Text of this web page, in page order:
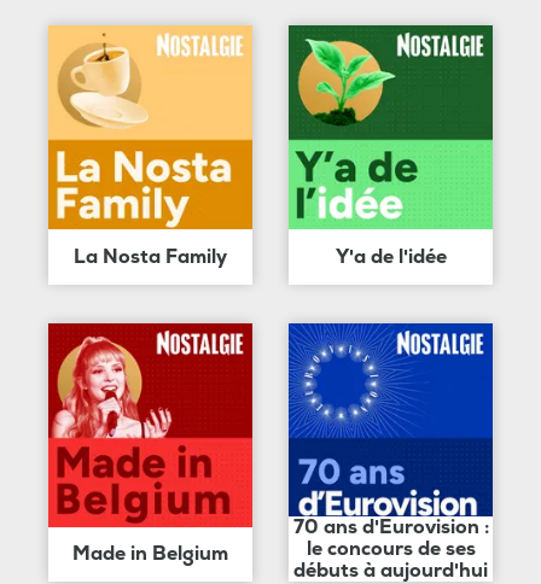
La Nosta Family Y'a de l'idée
Made in Belgium
70 ans d'Eurovision :
le concours de ses
débuts à aujourd'hui